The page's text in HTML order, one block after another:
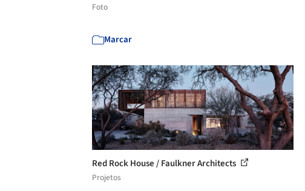
Foto
Marcar
Red Rock House / Faulkner Architects
Projetos